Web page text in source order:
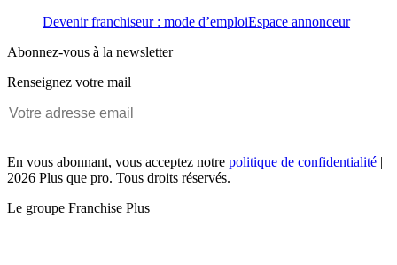
Devenir franchiseur : mode d’emploiEspace annonceur
Abonnez-vous à la newsletter
Renseignez votre mail
En vous abonnant, vous acceptez notre politique de confidentialité |
2026 Plus que pro. Tous droits réservés.
Le groupe Franchise Plus